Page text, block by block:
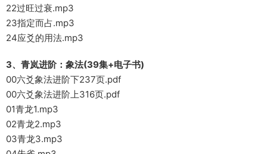
22过旺过衰.mp3
23指定而占.mp3
24应爻的用法.mp3
3、青岚进阶：象法(39集+电子书)
00六爻象法进阶下237页.pdf
00六爻象法进阶上316页.pdf
01青龙1.mp3
02青龙2.mp3
03青龙3.mp3